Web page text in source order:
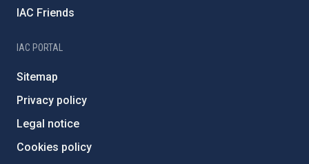
IAC Friends
IAC PORTAL
Sitemap
Privacy policy
Legal notice
Cookies policy